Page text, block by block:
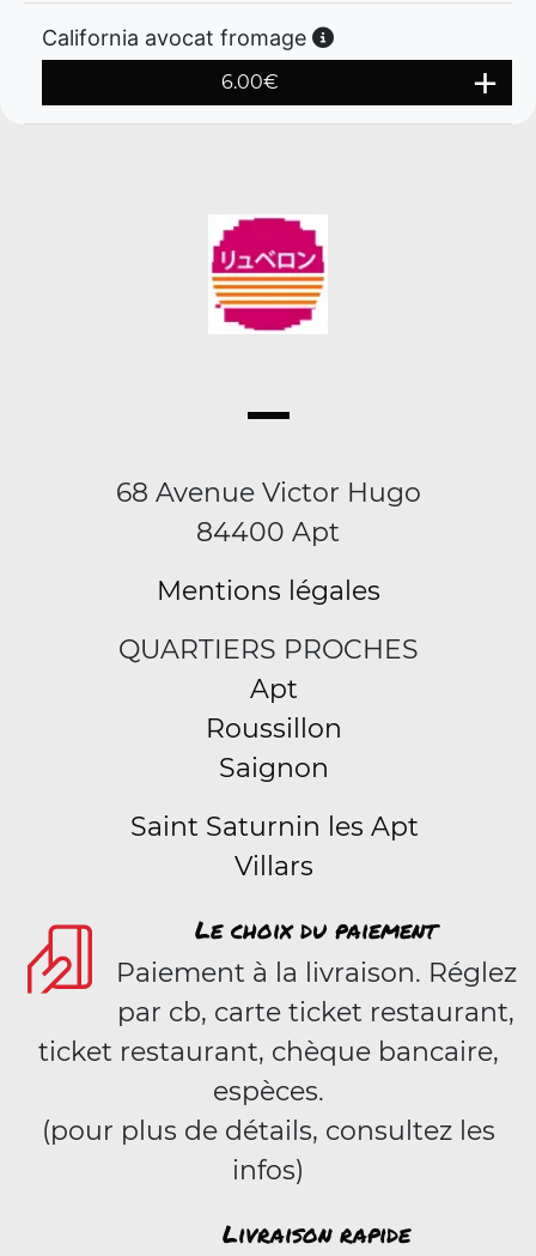
California avocat fromage
6.00€
68 Avenue Victor Hugo
84400 Apt
Mentions légales
QUARTIERS PROCHES
Apt
Roussillon
Saignon
Saint Saturnin les Apt
Villars
Le choix du paiement
Paiement à la livraison. Réglez
par cb, carte ticket restaurant,
ticket restaurant, chèque bancaire,
espèces.
(pour plus de détails, consultez les
infos)
Livraison rapide